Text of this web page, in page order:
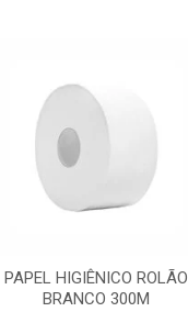
PAPEL HIGIÊNICO ROLÃO
BRANCO 300M